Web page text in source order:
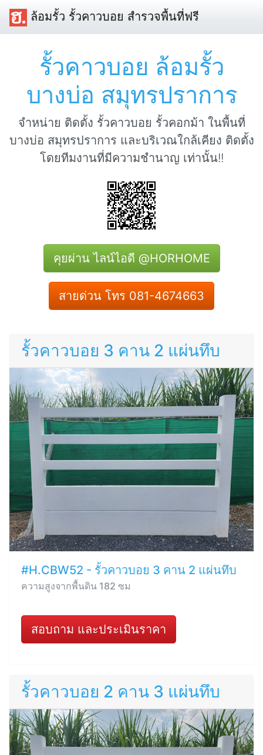
ล้อมรั้ว รั้วคาวบอย สำรวจพื้นที่ฟรี
รั้วคาวบอย ล้อมรั้ว
บางบ่อ สมุทรปราการ
จำหน่าย ติดตั้ง รั้วคาวบอย รั้วคอกม้า ในพื้นที่
บางบ่อ สมุทรปราการ และบริเวณใกล้เคียง ติดตั้ง
โดยทีมงานที่มีความชำนาญ เท่านั้น!!
คุยผ่าน ไลน์ไอดี @HORHOME
สายด่วน โทร 081-4674663
รั้วคาวบอย 3 คาน 2 แผ่นทึบ
#H.CBW52 - รั้วคาวบอย 3 คาน 2 แผ่นทึบ
ความสูงจากพื้นดิน 182 ซม
สอบถาม และประเมินราคา
รั้วคาวบอย 2 คาน 3 แผ่นทึบ